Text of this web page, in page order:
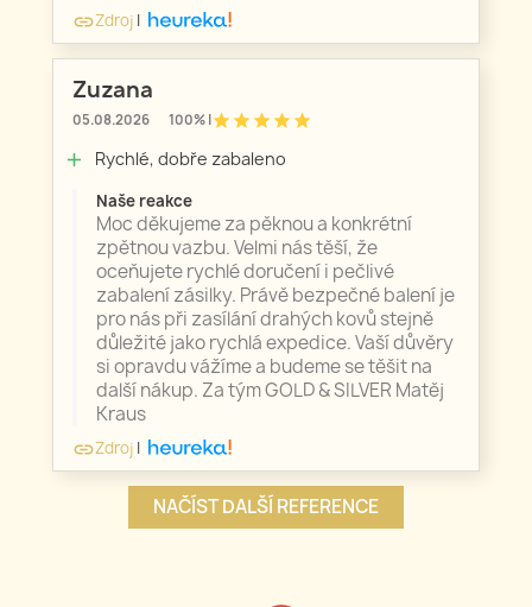
linkZdroj |
Zuzana
05.08.2026 100% |starstarstarstarstar
add Rychlé, dobře zabaleno
Naše reakce
Moc děkujeme za pěknou a konkrétní
zpětnou vazbu. Velmi nás těší, že
oceňujete rychlé doručení i pečlivé
zabalení zásilky. Právě bezpečné balení je
pro nás při zasílání drahých kovů stejně
důležité jako rychlá expedice. Vaší důvěry
si opravdu vážíme a budeme se těšit na
další nákup. Za tým GOLD & SILVER Matěj
Kraus
linkZdroj |
NAČÍST DALŠÍ REFERENCE